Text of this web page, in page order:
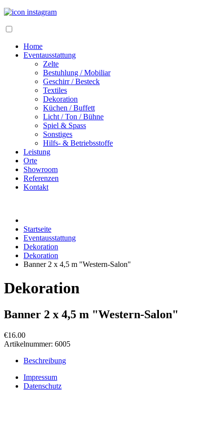
Home
Eventausstattung
Zelte
Bestuhlung / Mobiliar
Geschirr / Besteck
Textiles
Dekoration
Küchen / Buffett
Licht / Ton / Bühne
Spiel & Spass
Sonstiges
Hilfs- & Betriebsstoffe
Leistung
Orte
Showroom
Referenzen
Kontakt
Startseite
Eventausstattung
Dekoration
Dekoration
Banner 2 x 4,5 m "Western-Salon"
Dekoration
Banner 2 x 4,5 m "Western-Salon"
€16.00
Artikelnummer: 6005
Beschreibung
Impressum
Datenschutz